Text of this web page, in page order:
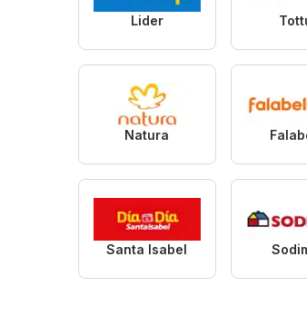
Lider
Natura
Santa Isabel